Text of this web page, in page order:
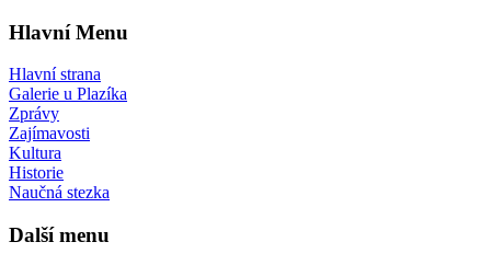
Hlavní Menu
Hlavní strana
Galerie u Plazíka
Zprávy
Zajímavosti
Kultura
Historie
Naučná stezka
Další menu